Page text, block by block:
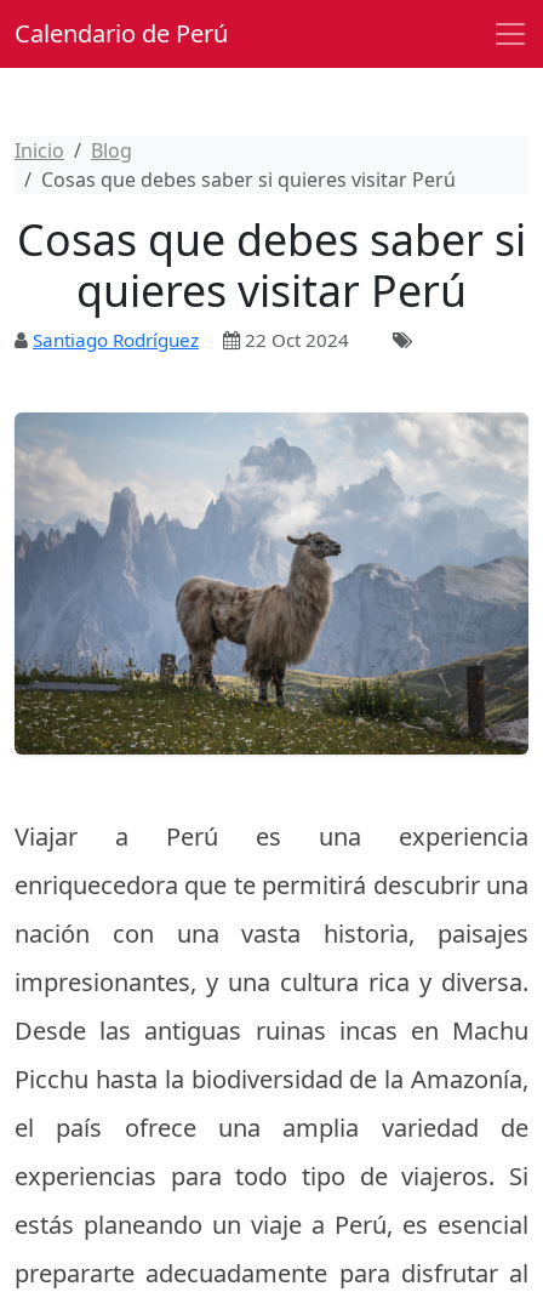
Calendario de Perú
Inicio
Blog
Cosas que debes saber si quieres visitar Perú
Cosas que debes saber si
quieres visitar Perú
Santiago Rodríguez 22 Oct 2024
Viajar a Perú es una experiencia
enriquecedora que te permitirá descubrir una
nación con una vasta historia, paisajes
impresionantes, y una cultura rica y diversa.
Desde las antiguas ruinas incas en Machu
Picchu hasta la biodiversidad de la Amazonía,
el país ofrece una amplia variedad de
experiencias para todo tipo de viajeros. Si
estás planeando un viaje a Perú, es esencial
prepararte adecuadamente para disfrutar al